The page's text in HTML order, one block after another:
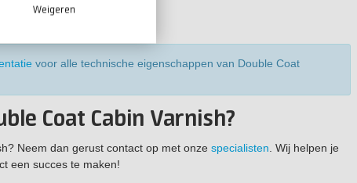
voor alle technische eigenschappen van Double Coat
Coat Cabin Varnish?
Neem dan gerust contact op met onze specialisten . Wij helpen je
een succes te maken!
Weigeren